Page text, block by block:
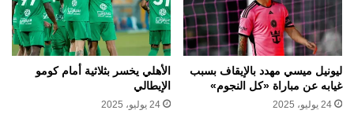
ليونيل ميسي مهدد بالإيقاف بسبب
غيابه عن مباراة «كل النجوم»
24 يوليو، 2025
الأهلي يخسر بثلاثية أمام كومو
الإيطالي
24 يوليو، 2025